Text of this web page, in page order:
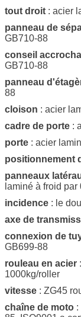
tout droit : acier
panneau de
GB710-88
conseil
GB710-88
panneau
88
cloison : acier
cadre de porte :
porte : acier
positionnement
panneaux
laminé à froid
incidence : le
axe de
connexion de
GB699-88
rouleau en acier
1000kg/roller
vitesse : ZG45
chaîne de moto :